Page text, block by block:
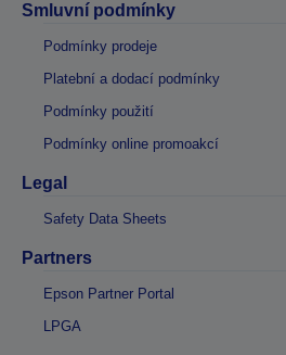
Smluvní podmínky
Podmínky prodeje
Platební a dodací podmínky
Podmínky použití
Podmínky online promoakcí
Legal
Safety Data Sheets
Partners
Epson Partner Portal
LPGA